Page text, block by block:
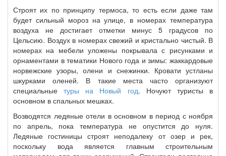
Строят их по принципу термоса, то есть если даже там
будет сильный мороз на улице, в номерах температура
воздуха не достигает отметки минус 5 градусов по
Цельсию. Воздух в номерах свежий и кристально чистый. В
номерах на мебели уложены покрывала с рисунками и
орнаментами в тематики Нового года и зимы: жаккардовые
норвежские узоры, олени и снежинки. Кровати устланы
шкурками оленей. В такие места часто организуют
специальныетуры на Новый год. Ночуют туристы в
основном в спальных мешках.
Возводятся ледяные отели в основном в период с ноября
по апрель, пока температура не опустится до нуля.
Ледяные гостиницы строят неподалеку от озер и рек,
поскольку вода является главным строительным